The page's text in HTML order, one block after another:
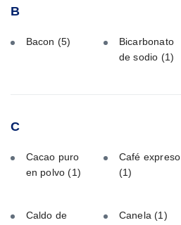
B
Bacon (5)
Bicarbonato
de sodio (1)
C
Cacao puro
en polvo(1)
Café expreso
(1)
Caldo de
Canela(1)